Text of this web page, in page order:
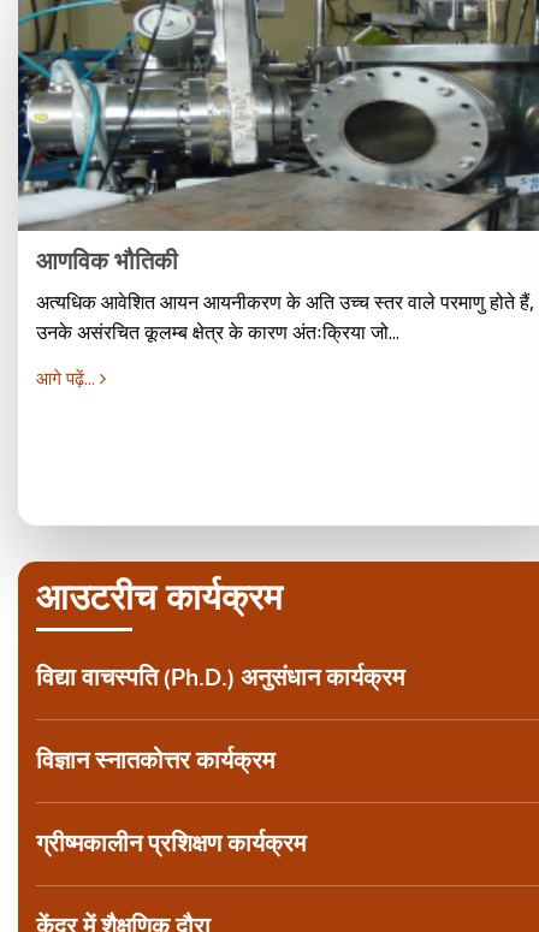
आणविक भौतिकी
अत्यधिक आवेशित आयन आयनीकरण के अति उच्च स्तर वाले परमाणु होते हैं,
उनके असंरचित कूलम्ब क्षेत्र के कारण अंतःक्रिया जो...
आगे पढ़ें...
आउटरीच कार्यक्रम
विद्या वाचस्पति (Ph.D.) अनुसंधान कार्यक्रम
विज्ञान स्नातकोत्तर कार्यक्रम
ग्रीष्मकालीन प्रशिक्षण कार्यक्रम